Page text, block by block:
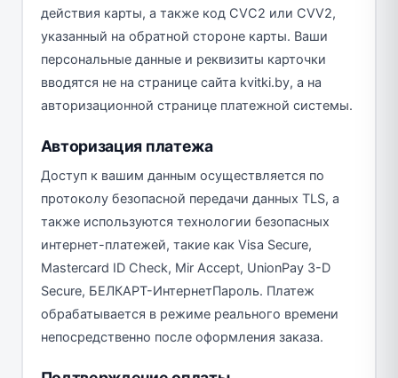
действия карты, а также код CVC2 или CVV2,
указанный на обратной стороне карты. Ваши
персональные данные и реквизиты карточки
вводятся не на странице сайта kvitki.by, а на
авторизационной странице платежной системы.
Авторизация платежа
Доступ к вашим данным осуществляется по
протоколу безопасной передачи данных TLS, а
также используются технологии безопасных
интернет-платежей, такие как Visa Secure,
Mastercard ID Check, Mir Accept, UnionPay 3-D
Secure, БЕЛКАРТ-ИнтернетПароль. Платеж
обрабатывается в режиме реального времени
непосредственно после оформления заказа.